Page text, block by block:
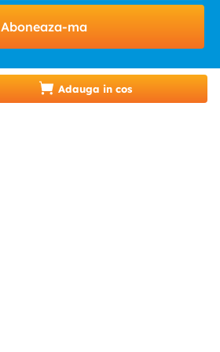
Adauga in cos
Aboneaza-ma